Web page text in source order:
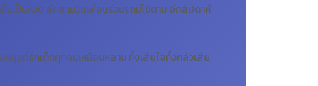
งเป็นหวัด อีกสามวันเพื่อนร่วมรถมีไข้ตาม อีกสัปดาห์
ยที่รักเด็กทุกคนเหมือนหลาน ทั้งเสียใจทั้งกลัวเสีย